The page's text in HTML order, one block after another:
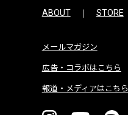
ABOUT STORE
メールマガジン
広告・コラボはこちら
報道・メディアはこちら